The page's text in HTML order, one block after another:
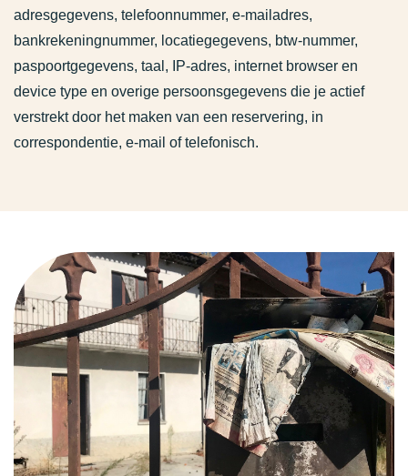
adresgegevens, telefoonnummer, e-mailadres,
bankrekeningnummer, locatiegegevens, btw-nummer,
paspoortgegevens, taal, IP-adres, internet browser en
device type en overige persoonsgegevens die je actief
verstrekt door het maken van een reservering, in
correspondentie, e-mail of telefonisch.